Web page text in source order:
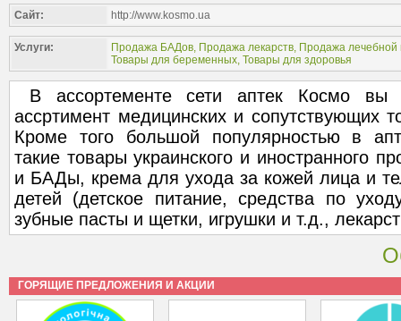
Сайт: http://www.kosmo.ua
Услуги: Продажа БАДов, Продажа лекарств, Продажа лечебной
Товары для беременных, Товары для здоровья
В ассортементе сети аптек Космо вы
ассртимент медицинских и сопутствующих
Кроме того большой популярностью в
такие товары украинского и иностранного
и БАДы, крема для ухода за кожей лица и
детей (детское питание, средства по
зубные пасты и щетки, игрушки и т.д.,
ГОРЯЩИЕ ПРЕДЛОЖЕНИЯ И АКЦИИ